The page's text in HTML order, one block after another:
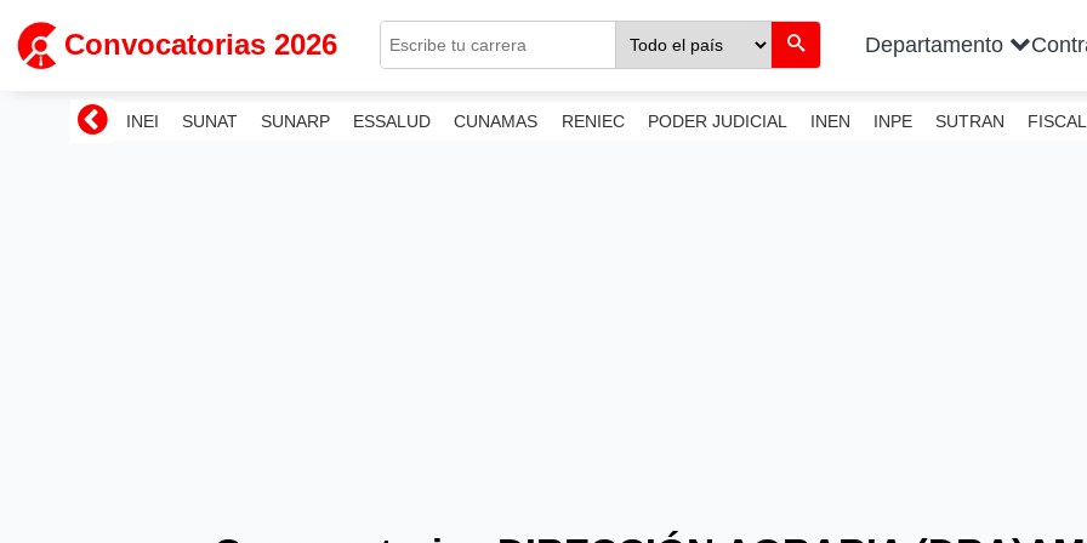
Convocatorias 2026 Departamento
INEI SUNAT SUNARP ESSALUD CUNAMAS RENIEC PODER JUDICIAL INEN INPE SUTRAN